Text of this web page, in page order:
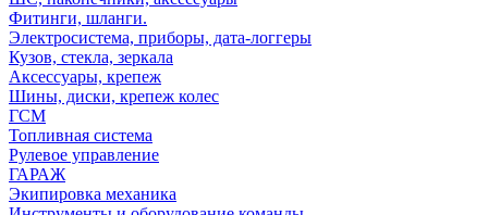
Фитинги, шланги.
Электросистема, приборы, дата-логгеры
Кузов, стекла, зеркала
Аксессуары, крепеж
Шины, диски, крепеж колес
ГСМ
Топливная система
Рулевое управление
ГАРАЖ
Экипировка механика